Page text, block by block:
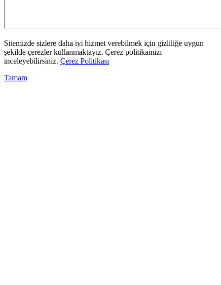
Sitemizde sizlere daha iyi hizmet verebilmek için gizliliğe uygun
şekilde çerezler kullanmaktayız. Çerez politikamızı
inceleyebilirsiniz. Çerez Politikası
Tamam